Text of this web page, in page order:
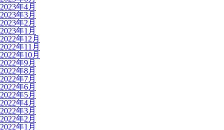
2023年4月
2023年3月
2023年2月
2023年1月
2022年12月
2022年11月
2022年10月
2022年9月
2022年8月
2022年7月
2022年6月
2022年5月
2022年4月
2022年3月
2022年2月
2022年1月